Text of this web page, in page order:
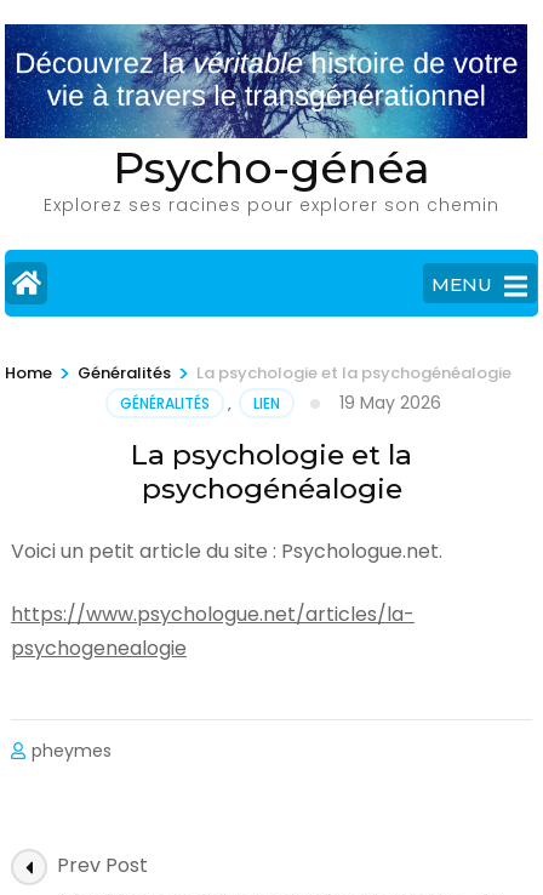
to
content
(Press
Psycho-généa
Explorez ses racines pour explorer son chemin
MENU
Home > Généralités > La psychologie et la psychogénéalogie
GÉNÉRALITÉS , LIEN 19 May 2026
La psychologie et la
psychogénéalogie
Voici un petit article du site : Psychologue.net.
https://www.psychologue.net/articles/la-
psychogenealogie
pheymes
PostPrev Post